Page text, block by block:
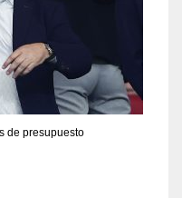
de presupuesto